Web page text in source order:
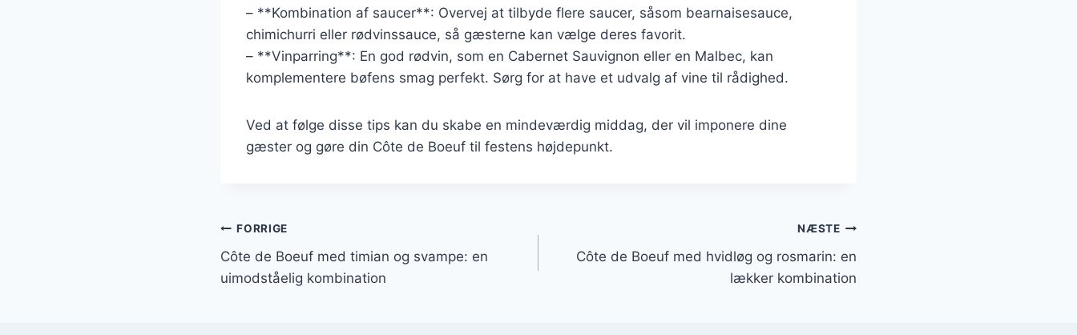
– **Kombination af saucer**: Overvej at tilbyde flere saucer, såsom bearnaisesauce,
chimichurri eller rødvinssauce, så gæsterne kan vælge deres favorit.
– **Vinparring**: En god rødvin, som en Cabernet Sauvignon eller en Malbec, kan
komplementere bøfens smag perfekt. Sørg for at have et udvalg af vine til rådighed.
Ved at følge disse tips kan du skabe en mindeværdig middag, der vil imponere dine
gæster og gøre din Côte de Boeuf til festens højdepunkt.
Indlægsnavigation
FORRIGE
Côte de Boeuf med timian og svampe: en
uimodståelig kombination
NÆSTE
Côte de Boeuf med hvidløg og rosmarin: en
lækker kombination